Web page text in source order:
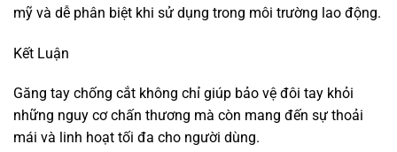
mỹ và dễ phân biệt khi sử dụng trong môi trường lao động.
Kết Luận
Găng tay chống cắt không chỉ giúp bảo vệ đôi tay khỏi
những nguy cơ chấn thương mà còn mang đến sự thoải
mái và linh hoạt tối đa cho người dùng.